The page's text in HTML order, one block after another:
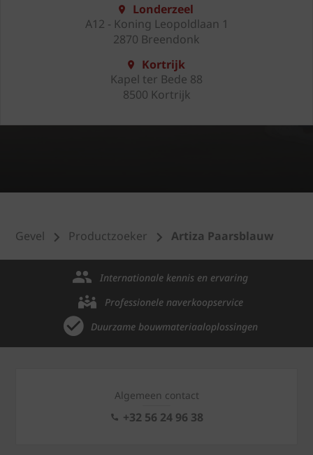
Londerzeel
A12 - Koning Leopoldlaan 1
2870 Breendonk
Kortrijk
Kapel ter Bede 88
8500 Kortrijk
Gevel Productzoeker Artiza Paarsblauw
Internationale kennis en ervaring
Professionele naverkoopservice
Duurzame bouwmateriaaloplossingen
Algemeen contact
+32 56 24 96 38